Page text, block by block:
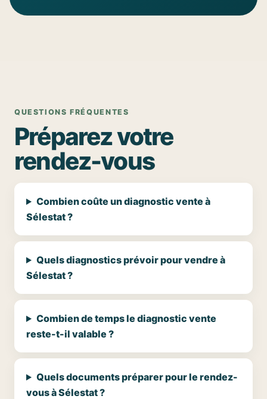
QUESTIONS FRÉQUENTES
Préparez votre
rendez-vous
Combien coûte un diagnostic vente à
Sélestat ?
Quels diagnostics prévoir pour vendre à
Sélestat ?
Combien de temps le diagnostic vente
reste-t-il valable ?
Quels documents préparer pour le rendez-
vous à Sélestat ?